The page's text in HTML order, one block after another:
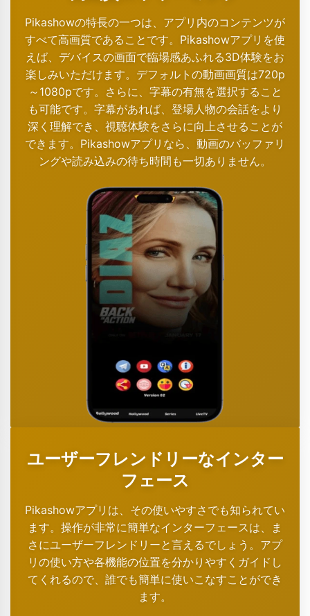
Pikashowの特長の一つは、アプリ内のコンテンツが
すべて高画質であることです。Pikashowアプリを使
えば、デバイスの画面で臨場感あふれる3D体験をお
楽しみいただけます。デフォルトの動画画質は720p
～1080pです。さらに、字幕の有無を選択すること
も可能です。字幕があれば、登場人物の会話をより
深く理解でき、視聴体験をさらに向上させることが
できます。Pikashowアプリなら、動画のバッファリ
ングや読み込みの待ち時間も一切ありません。
ユーザーフレンドリーなインター
フェース
Pikashowアプリは、その使いやすさでも知られてい
ます。操作が非常に簡単なインターフェースは、ま
さにユーザーフレンドリーと言えるでしょう。アプ
リの使い方や各機能の位置を分かりやすくガイドし
てくれるので、誰でも簡単に使いこなすことができ
ます。